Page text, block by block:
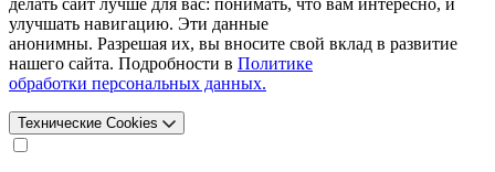
улучшать навигацию. Эти данные
анонимны. Разрешая их, вы вносите свой вклад в развитие
нашего сайта. Подробности в Политике
обработки персональных данных.
Технические Cookies